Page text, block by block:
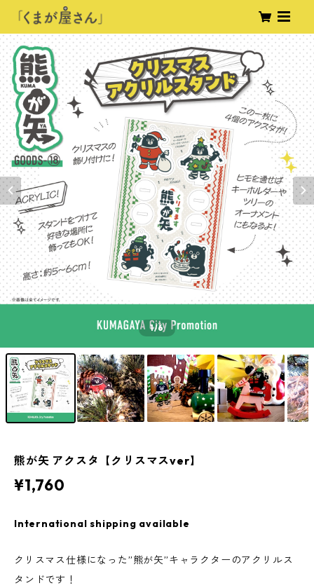
1/6
熊が矢 アクスタ【クリスマスver】
¥1,760
International shipping available
クリスマス仕様になった”熊が矢”キャラクターのアクリルス
タンドです！